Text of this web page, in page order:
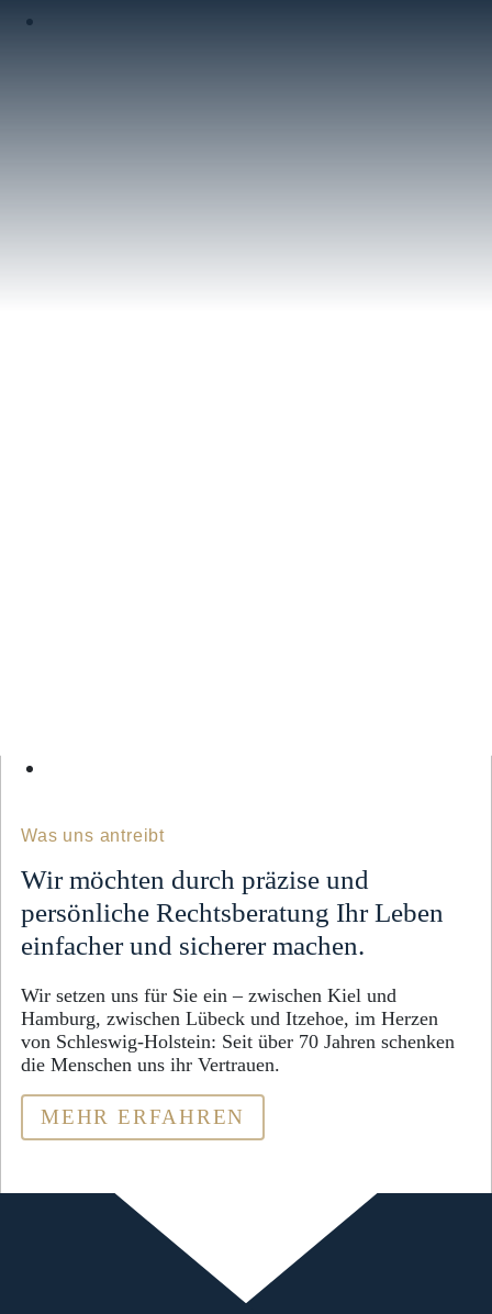
Was uns antreibt
Wir möchten durch präzise und
persönliche Rechtsberatung Ihr Leben
einfacher und sicherer machen.
Wir setzen uns für Sie ein – zwischen Kiel und
Hamburg, zwischen Lübeck und Itzehoe, im Herzen
von Schleswig-Holstein: Seit über 70 Jahren schenken
die Menschen uns ihr Vertrauen.
MEHR ERFAHREN